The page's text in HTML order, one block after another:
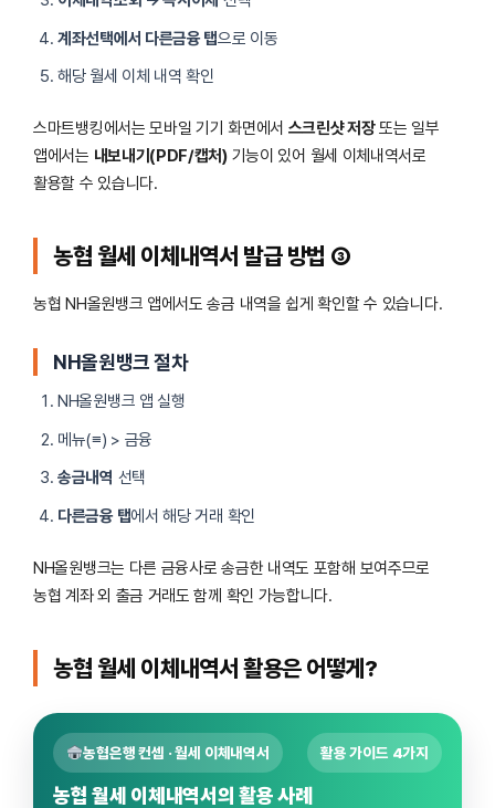
계좌선택에서 다른금융 탭으로 이동
해당 월세 이체 내역 확인
스마트뱅킹에서는 모바일 기기 화면에서 스크린샷 저장또는 일부
앱에서는 내보내기(PDF/캡처)기능이 있어 월세 이체내역서로
활용할 수 있습니다.
농협 월세 이체내역서 발급 방법 ③
농협 NH올원뱅크 앱에서도 송금 내역을 쉽게 확인할 수 있습니다.
NH올원뱅크 절차
NH올원뱅크 앱 실행
메뉴(≡) > 금융
송금내역 선택
다른금융 탭에서 해당 거래 확인
NH올원뱅크는 다른 금융사로 송금한 내역도 포함해 보여주므로
농협 계좌 외 출금 거래도 함께 확인 가능합니다.
농협 월세 이체내역서 활용은 어떻게?
농협은행 컨셉 · 월세 이체내역서 활용 가이드 4가지
농협 월세 이체내역서의 활용 사례